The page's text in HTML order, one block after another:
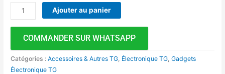
Ajouter au panier
COMMANDER SUR WHATSAPP
Catégories :Accessoires & Autres TG Électronique TG ,Gadgets
Électronique TG